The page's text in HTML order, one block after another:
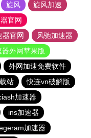
旋风
旋风加速
官网
器官网
风驰加速器
外网苹果版
外网加速免费软件
站
快连vn破解版
加速器
ins加速器
加速器